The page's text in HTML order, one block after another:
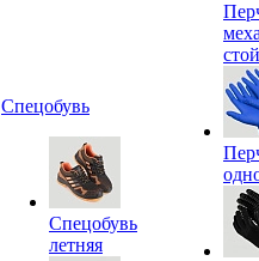
Спецобувь
Спецобувь
летняя